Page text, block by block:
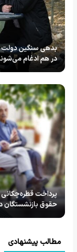
بدهی سنگین دولت
در هم ادغام
پرداخت
حقوق بازنشستگان
مطالب پیشنهادی